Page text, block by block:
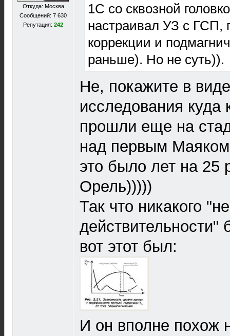
Откуда: Москва
Сообщений: 7 630
Репутация: 242
1С со сквозной
настраивал УЗ с ГСП,
коррекции и
раньше). Но не суть)).
Не, покажите в
исследования куда
прошли еще на
над первым
это было лет на 25
Орель)))))
Так что никакого
вот этот был:
И он вполне похож